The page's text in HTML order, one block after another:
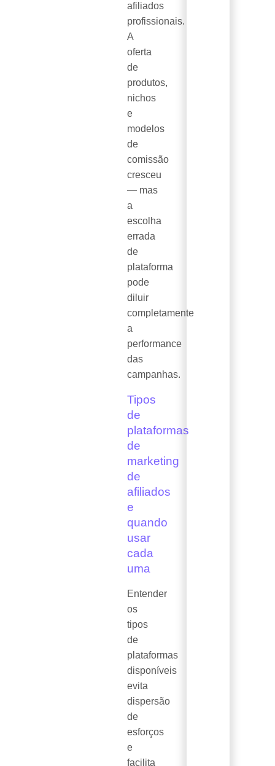
afiliados
profissionais.
A
oferta
de
produtos,
nichos
e
modelos
de
comissão
cresceu
— mas
a
escolha
errada
de
plataforma
pode
diluir
completamente
a
performance
das
campanhas.
Tipos
de
plataformas
de
marketing
de
afiliados
e
quando
usar
cada
uma
Entender
os
tipos
de
plataformas
disponíveis
evita
dispersão
de
esforços
e
facilita